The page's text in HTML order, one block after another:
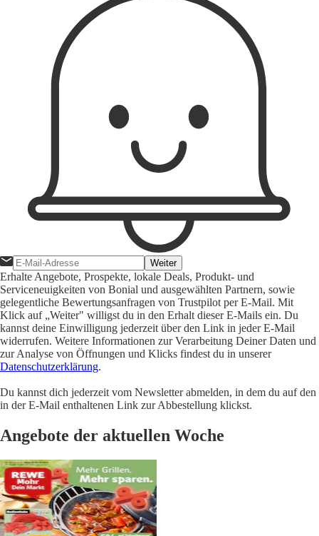
Weiter
Erhalte Angebote, Prospekte, lokale Deals, Produkt- und
Serviceneuigkeiten von Bonial und ausgewählten Partnern, sowie
gelegentliche Bewertungsanfragen von Trustpilot per E-Mail. Mit
Klick auf „Weiter" willigst du in den Erhalt dieser E-Mails ein. Du
kannst deine Einwilligung jederzeit über den Link in jeder E-Mail
widerrufen. Weitere Informationen zur Verarbeitung Deiner Daten und
zur Analyse von Öffnungen und Klicks findest du in unserer
Datenschutzerklärung.
Du kannst dich jederzeit vom Newsletter abmelden, in dem du auf den
in der E-Mail enthaltenen Link zur Abbestellung klickst.
Angebote der aktuellen Woche